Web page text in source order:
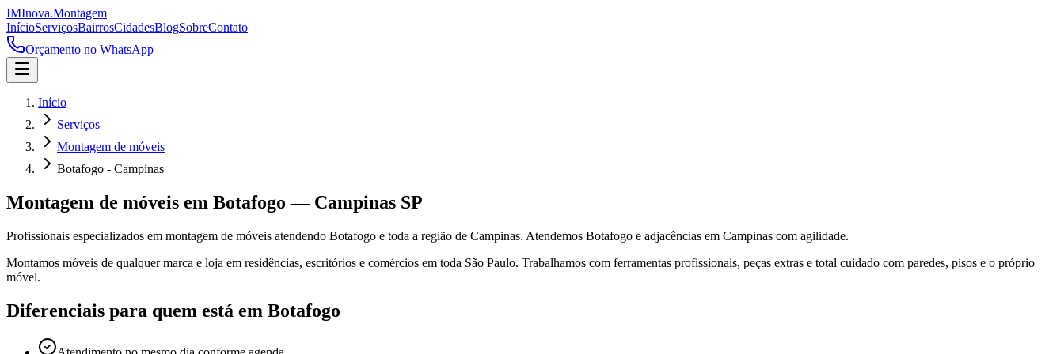
IMInova.Montagem
InícioServiçosBairrosCidadesBlogSobreContato
Orçamento no WhatsApp
Início
Serviços
Montagem de móveis
Botafogo - Campinas
Montagem de móveis em Botafogo — Campinas SP
Profissionais especializados em montagem de móveis atendendo Botafogo e toda a região de Campinas. Atendemos Botafogo e adjacências em Campinas com agilidade.
Montamos móveis de qualquer marca e loja em residências, escritórios e comércios em toda São Paulo. Trabalhamos com ferramentas profissionais, peças extras e total cuidado com paredes, pisos e o próprio
móvel.
Diferenciais para quem está em Botafogo